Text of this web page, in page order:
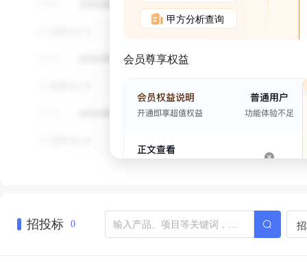
甲方分析查询
会员尊享权益
招投标 0